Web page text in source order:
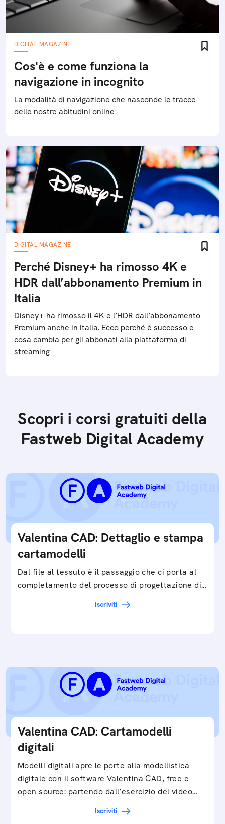
DIGITAL MAGAZINE
Cos'è e come funziona la
navigazione in incognito
La modalità di navigazione che nasconde le tracce
delle nostre abitudini online
DIGITAL MAGAZINE
Perché Disney+ ha rimosso 4K e
HDR dall’abbonamento Premium in
Italia
Disney+ ha rimosso il 4K e l’HDR dall’abbonamento
Premium anche in Italia. Ecco perché è successo e
cosa cambia per gli abbonati alla piattaforma di
streaming
Scopri i corsi gratuiti della
Fastweb Digital Academy
Valentina CAD: Dettaglio e stampa
cartamodelli
Dal file al tessuto è il passaggio che ci porta al
completamento del processo di progettazione di
Iscriviti
Valentina CAD: Cartamodelli
digitali
Modelli digitali apre le porte alla modellistica
digitale con il software Valentina CAD, free e
open source: partendo dall’esercizio del video…
Iscriviti